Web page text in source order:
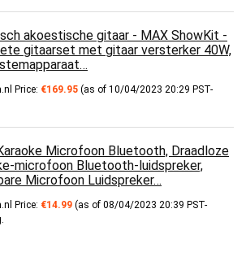
akoestische gitaar - MAX ShowKit -
gitaarset met gitaar versterker 40W,
Price: €169.95 (as of 10/04/2023 20:29 PST-
Microfoon Bluetooth, Draadloze
microfoon Bluetooth-luidspreker,
Microfoon Luidspreker…
Price: €14.99 (as of 08/04/2023 20:39 PST-
.